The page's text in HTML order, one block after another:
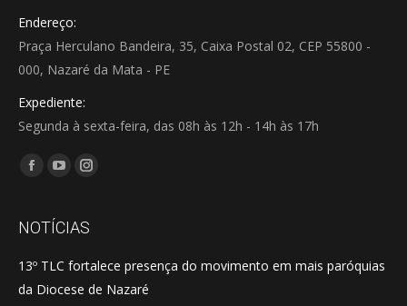
Endereço:
Praça Herculano Bandeira, 35, Caixa Postal 02, CEP 55800 -
000, Nazaré da Mata - PE
Expediente:
Segunda à sexta-feira, das 08h às 12h - 14h às 17h
Encontre-nos em:
Facebook
opens
new
window
YouTube
opens
new
window
Instagram
opens
new
window
NOTÍCIAS
13º TLC fortalece presença do movimento em mais paróquias
da Diocese de Nazaré